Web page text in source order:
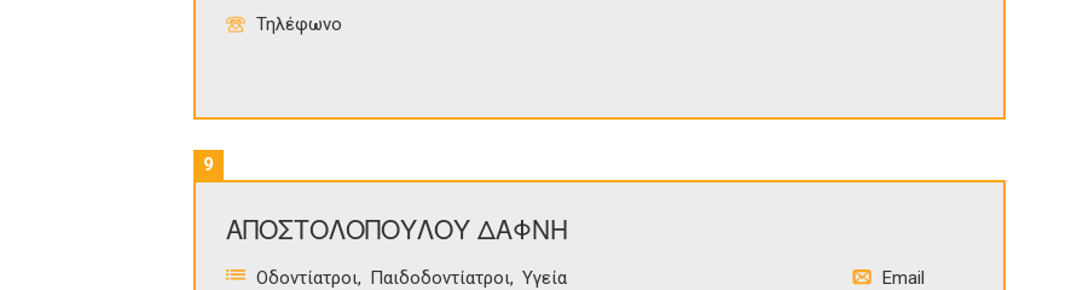
Τηλέφωνο
9
ΑΠΟΣΤΟΛΟΠΟΥΛΟΥ ΔΑΦΝΗ
Οδοντίατροι Παιδοδοντίατροι Υγεία
Email